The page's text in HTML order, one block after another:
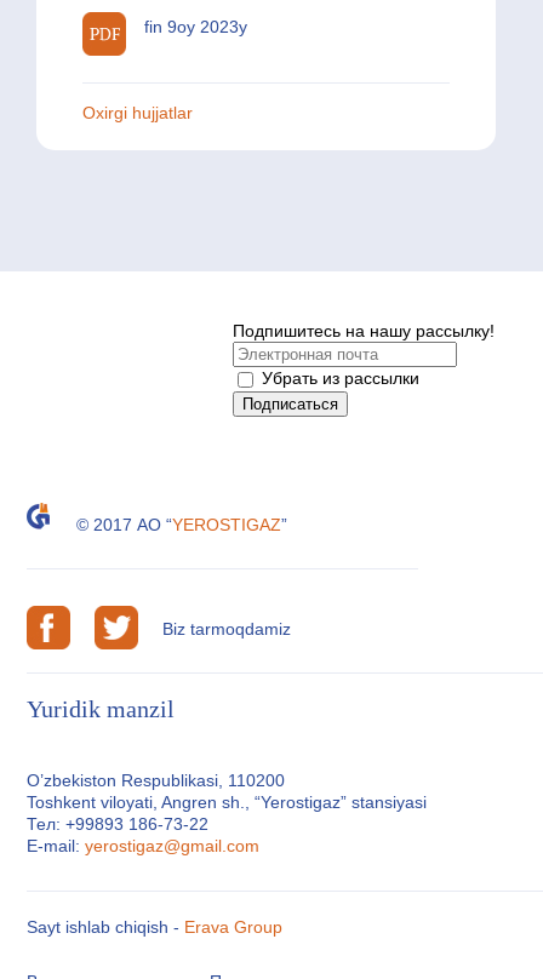
fin 9oy 2023y
Oxirgi hujjatlar
Подпишитесь на нашу рассылку!
Убрать из рассылки
© 2017 АО “YEROSTIGAZ”
Biz tarmoqdamiz
Yuridik manzil
O’zbekiston Respublikasi, 110200
Toshkent viloyati, Angren sh., “Yerostigaz” stansiyasi
Тел: +99893 186-73-22
E-mail:yerostigaz@gmail.com
Sayt ishlab chiqish - Erava Group